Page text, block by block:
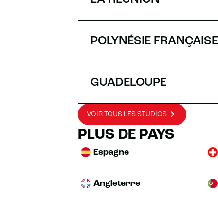
POLYNÉSIE FRANÇAISE
GUADELOUPE
VOIR TOUS LES STUDIOS
PLUS DE PAYS
Espagne
Angleterre